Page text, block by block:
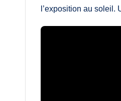
l’exposition au